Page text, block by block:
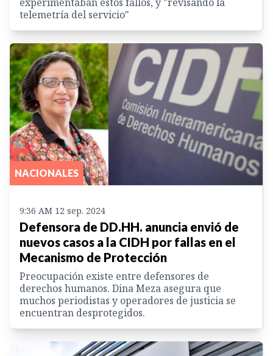
telemetría del servicio"
NACIONALES
9:36 AM 12 sep. 2024
Defensora de DD.HH. anuncia envió de
nuevos casos a la CIDH por fallas en el
Mecanismo de Protección
Preocupación existe entre defensores de
derechos humanos. Dina Meza asegura que
muchos periodistas y operadores de justicia se
encuentran desprotegidos.